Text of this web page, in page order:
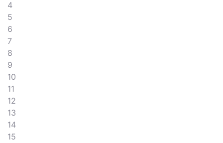
4
5
6
7
8
9
10
11
12
13
14
15